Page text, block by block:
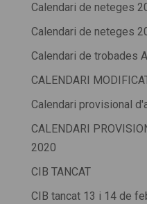
Calendari de neteges
Calendari de neteges
Calendari de trobades
CALENDARI
Calendari provisional
CALENDARI
2020
CIB TANCAT
CIB tancat 13 i 14 de